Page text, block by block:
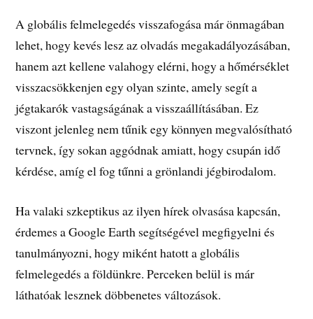
A globális felmelegedés visszafogása már önmagában
lehet, hogy kevés lesz az olvadás megakadályozásában,
hanem azt kellene valahogy elérni, hogy a hőmérséklet
visszacsökkenjen egy olyan szinte, amely segít a
jégtakarók vastagságának a visszaállításában. Ez
viszont jelenleg nem tűnik egy könnyen megvalósítható
tervnek, így sokan aggódnak amiatt, hogy csupán idő
kérdése, amíg el fog tűnni a grönlandi jégbirodalom.
Ha valaki szkeptikus az ilyen hírek olvasása kapcsán,
érdemes a Google Earth segítségével megfigyelni és
tanulmányozni, hogy miként hatott a globális
felmelegedés a földünkre. Perceken belül is már
láthatóak lesznek döbbenetes változások.